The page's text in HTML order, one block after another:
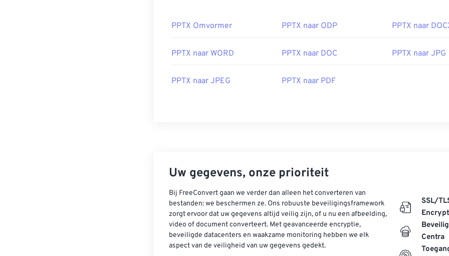
PPTX Omvormer PPTX naar ODP PPTX naar
PPTX naar WORD PPTX naar DOC PPTX naar JPG
PPTX naar JPEG PPTX naar PDF
Uw gegevens, onze prioriteit
Bij FreeConvert gaan we verder dan alleen het converteren van
bestanden: we beschermen ze. Ons robuuste beveiligingsframework
zorgt ervoor dat uw gegevens altijd veilig zijn, of u nu een afbeelding,
video of document converteert. Met geavanceerde encryptie,
beveiligde datacenters en waakzame monitoring hebben we elk
aspect van de veiligheid van uw gegevens gedekt.
SSL/
Centra